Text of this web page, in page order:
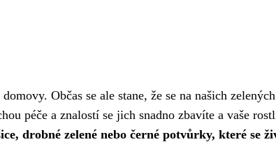
Občas se ale stane, že se na našich zelených
péče a znalostí se jich snadno zbavíte a vaše
drobné zelené nebo černé potvůrky, které se